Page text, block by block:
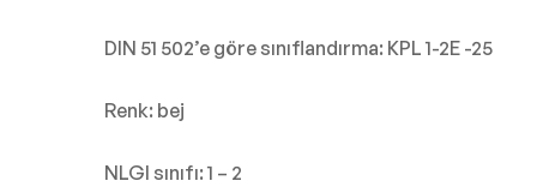
DIN 51 502’e göre sınıflandırma: KPL 1-2E -25
Renk: bej
NLGI sınıfı: 1 – 2